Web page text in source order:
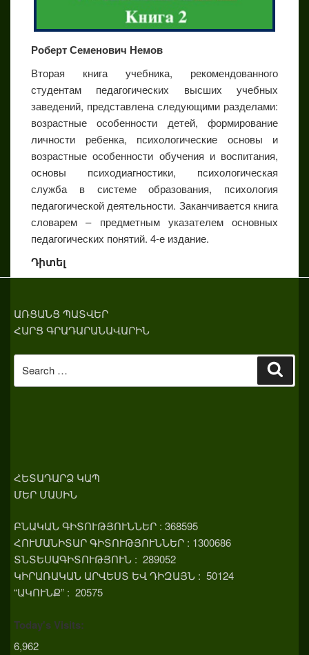
Роберт Семенович Немов
Вторая книга учебника, рекомендованного
студентам педагогических высших учебных
заведений, представлена следующими разделами:
возрастные особенности детей, формирование
личности ребенка, психологические основы и
возрастные особенности обучения и воспитания,
основы психодиагностики, психологическая
служба в системе образования, психология
педагогической деятельности. Заканчивается книга
словарем – предметным указателем основных
педагогических понятий. 4-е издание.
Դիտել
ԱՌՑԱՆՑ ՊԱՏՎԵՐ
ՀԱՐՑ ԳՐԱԴԱՐԱՆԱՎԱՐԻՆ
for:
ՀԵՏԱԴԱՐՁ ԿԱՊ
ՄԵՐ ՄԱՍԻՆ
ԲՆԱԿԱՆ ԳԻՏՈՒԹՅՈՒՆՆԵՐ : 368595
ՀՈՒՄԱՆԻՏԱՐ ԳԻՏՈՒԹՅՈՒՆՆԵՐ : 1300686
ՏՆՏԵՍԱԳԻՏՈՒԹՅՈՒՆ : 289052
ԿԻՐԱՌԱԿԱՆ ԱՐՎԵՍՏ ԵՎ ԴԻԶԱՅՆ : 50124
“ԱԿՈՒՆՔ” : 20575
Today's Visits:
6,962